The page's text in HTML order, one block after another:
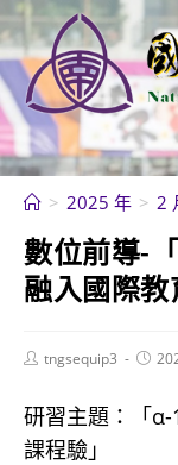
跳
轉
至
主
要
內
> 2025 年 > 2
數位前導-
融入國際
Posttngsequip3
Post
研習主題：「
課程驗」